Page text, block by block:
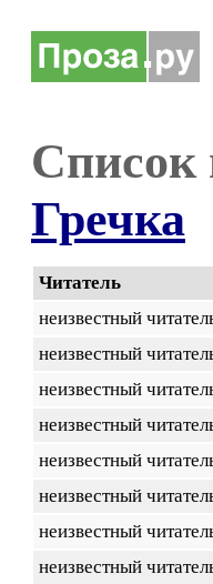
Список
Гречка
Читатель
неизвестный
неизвестный
неизвестный
неизвестный
неизвестный
неизвестный
неизвестный
неизвестный